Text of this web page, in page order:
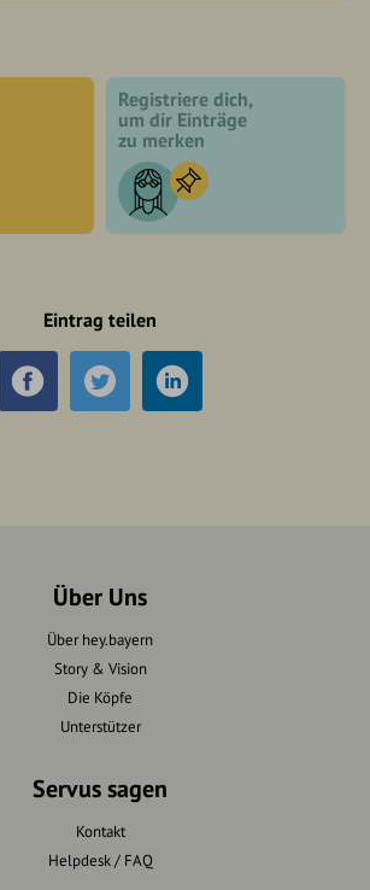
Registriere dich,
um dir Einträge
zu merken
Eintrag teilen
Über Uns
Über hey.bayern
Story & Vision
Die Köpfe
Unterstützer
Servus sagen
Kontakt
Helpdesk / FAQ